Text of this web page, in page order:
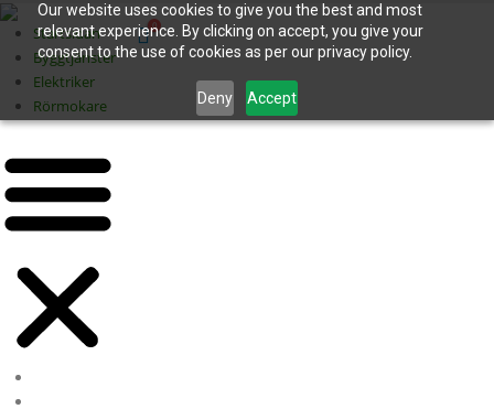
Our website uses cookies to give you the best and most
relevant experience. By clicking on accept, you give your
consent to the use of cookies as per our privacy policy.
Deny Accept
Startsidan
Byggtjänster
Elektriker
Rörmokare
0